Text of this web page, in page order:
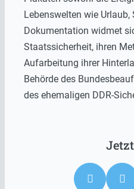
Lebenswelten wie
Dokumentation widmet
Staatssicherheit, ihren
Aufarbeitung ihrer
Behörde des
des ehemaligen DDR-